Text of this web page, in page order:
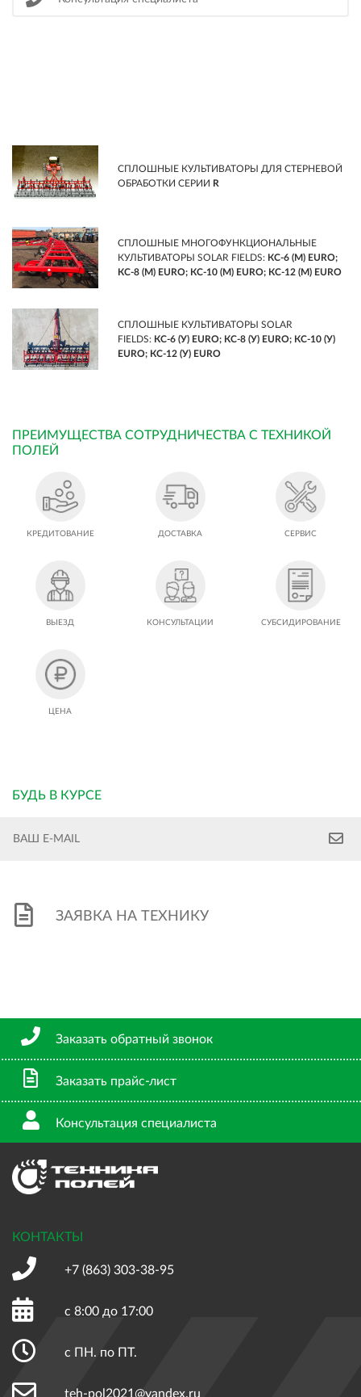
СПЛОШНЫЕ КУЛЬТИВАТОРЫ ДЛЯ СТЕРНЕВОЙ
ОБРАБОТКИ СЕРИИ R
СПЛОШНЫЕ МНОГОФУНКЦИОНАЛЬНЫЕ
КУЛЬТИВАТОРЫ SOLAR FIELDS: КС-6 (М) EURO;
КС-8 (М) EURO; КС-10 (М) EURO; КС-12 (М) EURO
СПЛОШНЫЕ КУЛЬТИВАТОРЫ SOLAR
FIELDS: КС-6 (У) EURO; КС-8 (У) EURO; КС-10 (У)
EURO; КС-12 (У) EURO
ПРЕИМУЩЕСТВА СОТРУДНИЧЕСТВА С ТЕХНИКОЙ
ПОЛЕЙ
КРЕДИТОВАНИЕ ДОСТАВКА СЕРВИС
ВЫЕЗД КОНСУЛЬТАЦИИ СУБСИДИРОВАНИЕ
ЦЕНА
БУДЬ В КУРСЕ
ЗАЯВКА НА ТЕХНИКУ
Заказать обратный звонок
Заказать прайс-лист
Консультация специалиста
КОНТАКТЫ
+7 (863) 303-38-95
с 8:00 до 17:00
с ПН. по ПТ.
teh-pol2021@yandex.ru